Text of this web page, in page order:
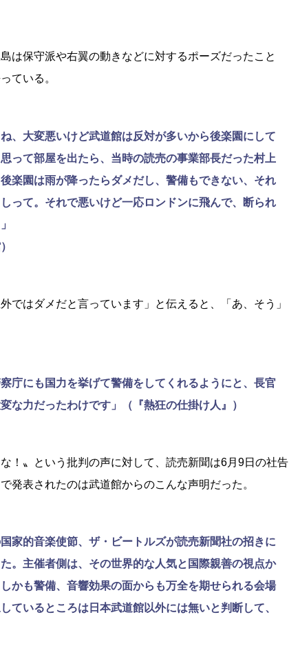
は保守派や右翼の動きなどに対するポーズだったこと
ている。
、大変悪いけど武道館は反対が多いから後楽園にして
って部屋を出たら、当時の読売の事業部長だった村上
楽園は雨が降ったらダメだし、警備もできない、それ
って。それで悪いけど一応ロンドンに飛んで、断られ
ではダメだと言っています」と伝えると、「あ、そう」
庁にも国力を挙げて警備をしてくれるようにと、長官
な力だったわけです」（『熱狂の仕掛け人』）
！〟という批判の声に対して、読売新聞は6月9日の社告
発表されたのは武道館からのこんな声明だった。
家的音楽使節、ザ・ビートルズが読売新聞社の招きに
。主催者側は、その世界的な人気と国際親善の視点か
かも警備、音響効果の面からも万全を期せられる会場
ているところは日本武道館以外には無いと判断して、